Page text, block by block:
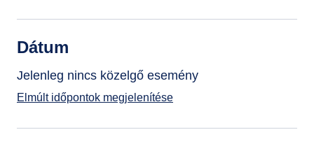
Dátum
Jelenleg nincs közelgő esemény
Elmúlt időpontok megjelenítése